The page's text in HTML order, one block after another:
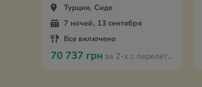
Турция, Сиде
7 ночей, 13 сентября
Все включено
70 737 грн за 2-х с перелётом из Оради